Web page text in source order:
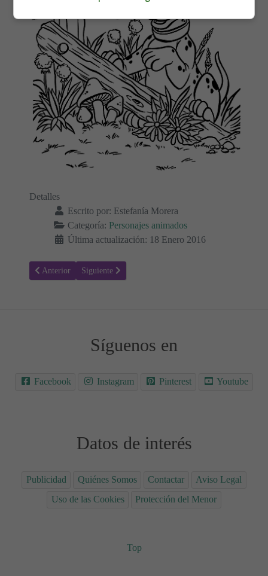
Detalles
Escrito por: Estefanía Morera
Categoría: Personajes animados
Última actualización: 18 Enero 2016
Artículo anterior: Colorear dibujo dálmata con collar
Anterior Artículo siguiente: Colorear dálmatas bailando
Siguiente
Síguenos en
Facebook Instagram Pinterest Youtube
Datos de interés
Publicidad Quiénes Somos Contactar
Aviso Legal
Uso de las Cookies
Protección del Menor
Top